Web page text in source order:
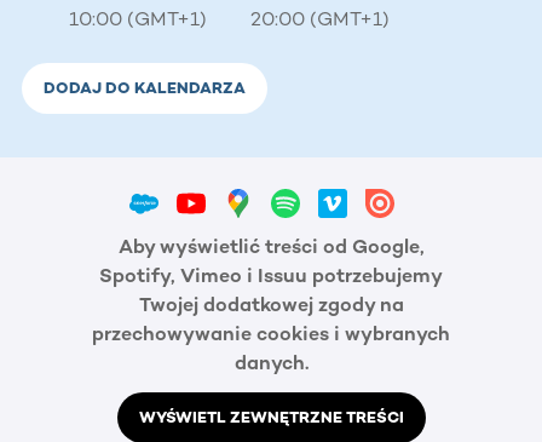
10:00 (GMT+1) 20:00 (GMT+1)
DODAJ DO KALENDARZA
Aby wyświetlić treści od Google,
Spotify, Vimeo i Issuu potrzebujemy
Twojej dodatkowej zgody na
przechowywanie cookies i wybranych
danych.
WYŚWIETL ZEWNĘTRZNE TREŚCI